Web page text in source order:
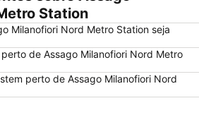
Station
Milanofiori Nord Metro Station seja
de Assago Milanofiori Nord Metro
perto de Assago Milanofiori Nord